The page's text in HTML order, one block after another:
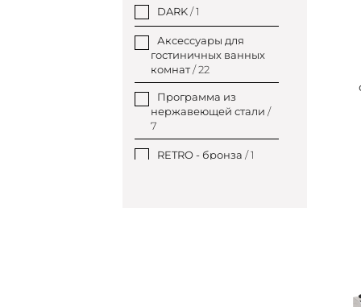
DARK/ 1
Аксессуары для
гостиничных ванных
комнат/ 22
Программа из
нержавеющей стали /
7
RETRO - бронза / 1